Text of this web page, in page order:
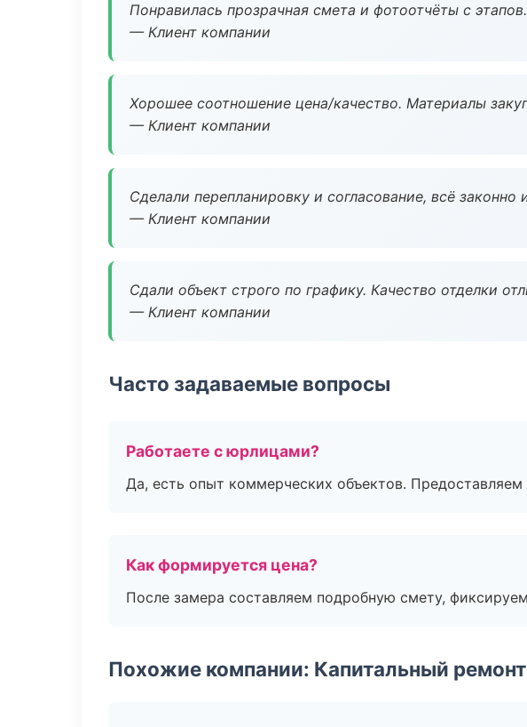
Понравилась прозрачная смета и фотоотчёты с
— Клиент компании
Хорошее соотношение цена/качество. Материалы
— Клиент компании
Сделали перепланировку и согласование, всё законно
— Клиент компании
Сдали объект строго по графику. Качество отделки
— Клиент компании
Часто задаваемые вопросы
Работаете с юрлицами?
Да, есть опыт коммерческих объектов.
Как формируется цена?
После замера составляем подробную смету,
Похожие компании: Капитальный